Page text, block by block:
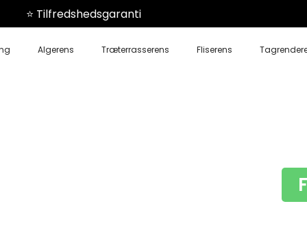
⭐️ Tilfredshedsgaranti
Algerens Træterrasserens Fliserens